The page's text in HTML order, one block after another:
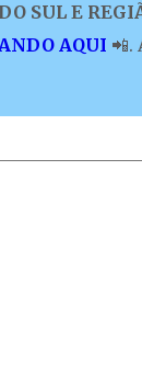
SUL E
AQUI 📲.